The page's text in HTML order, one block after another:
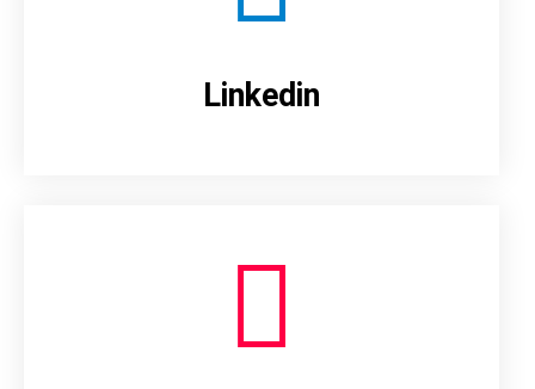
Linkedin